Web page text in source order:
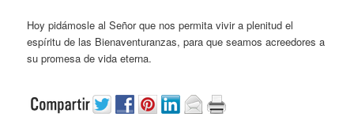
Hoy pidámosle al Señor que nos permita vivir a plenitud el
espíritu de las Bienaventuranzas, para que seamos acreedores a
su promesa de vida eterna.